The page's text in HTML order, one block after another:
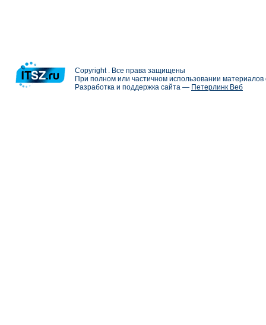
Copyright . Все права защищены
При полном или частичном использовании
Разработка и поддержка сайта — Петерлинк Веб